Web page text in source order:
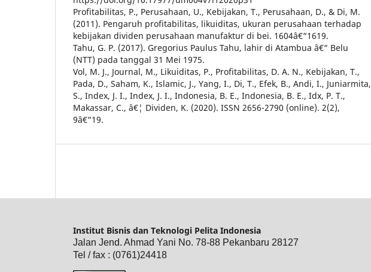
Profitabilitas, P., Perusahaan, U., Kebijakan, T., Perusahaan, D., & Di, M.
(2011). Pengaruh profitabilitas, likuiditas, ukuran perusahaan terhadap
kebijakan dividen perusahaan manufaktur di bei. 1604â€“1619.
Tahu, G. P. (2017). Gregorius Paulus Tahu, lahir di Atambua â€“ Belu
(NTT) pada tanggal 31 Mei 1975.
Vol, M. J., Journal, M., Likuiditas, P., Profitabilitas, D. A. N., Kebijakan, T.,
Pada, D., Saham, K., Islamic, J., Yang, I., Di, T., Efek, B., Andi, I., Juniarmita,
S., Index, J. I., Index, J. I., Indonesia, B. E., Indonesia, B. E., Idx, P. T.,
Makassar, C., â€¦ Dividen, K. (2020). ISSN 2656-2790 (online). 2(2),
9â€“19.
Institut Bisnis dan Teknologi Pelita Indonesia
Jalan Jend. Ahmad Yani No. 78-88 Pekanbaru 28127
Tel / fax : (0761)24418